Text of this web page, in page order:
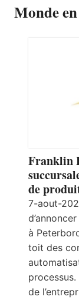
Monde
Franklin
de
7-aout-
à
toit des
de